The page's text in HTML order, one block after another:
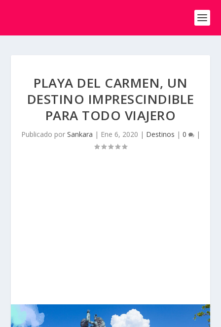
PLAYA DEL CARMEN, UN
DESTINO IMPRESCINDIBLE
PARA TODO VIAJERO
Publicado por Sankara | Ene 6, 2020 | Destinos | 0 |